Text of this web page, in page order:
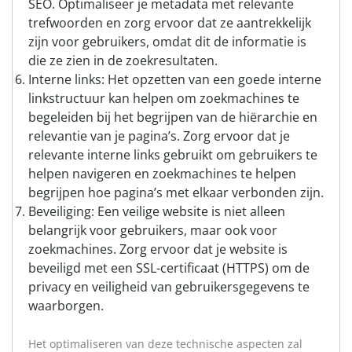
SEO. Optimaliseer je metadata met relevante
trefwoorden en zorg ervoor dat ze aantrekkelijk
zijn voor gebruikers, omdat dit de informatie is
die ze zien in de zoekresultaten.
Interne links: Het opzetten van een goede interne
linkstructuur kan helpen om zoekmachines te
begeleiden bij het begrijpen van de hiërarchie en
relevantie van je pagina’s. Zorg ervoor dat je
relevante interne links gebruikt om gebruikers te
helpen navigeren en zoekmachines te helpen
begrijpen hoe pagina’s met elkaar verbonden zijn.
Beveiliging: Een veilige website is niet alleen
belangrijk voor gebruikers, maar ook voor
zoekmachines. Zorg ervoor dat je website is
beveiligd met een SSL-certificaat (HTTPS) om de
privacy en veiligheid van gebruikersgegevens te
waarborgen.
Het optimaliseren van deze technische aspecten zal